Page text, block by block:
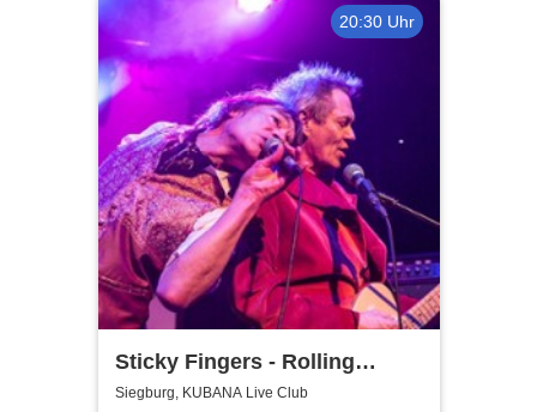
20:30 Uhr
Sticky Fingers - Rolling
Stones Tribute
Siegburg, KUBANA Live Club